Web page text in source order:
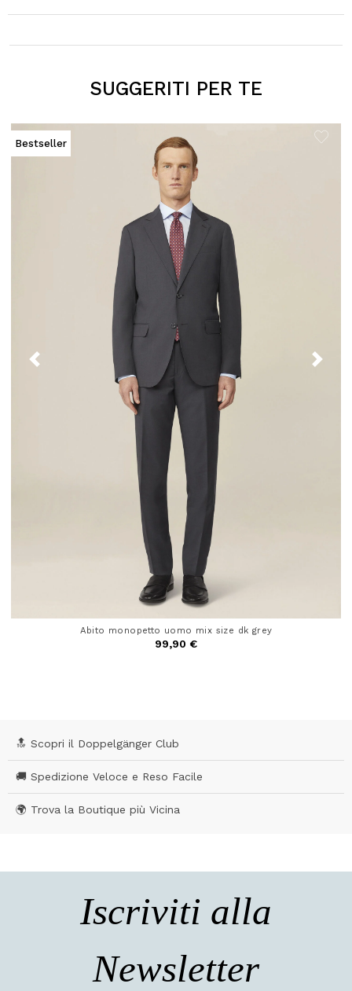
SUGGERITI PER TE
Bestseller
Abito monopetto uomo mix size dk grey
99,90 €
🔝 Scopri il Doppelgänger Club
🚚 Spedizione Veloce e Reso Facile
🌍 Trova la Boutique più Vicina
Iscriviti alla
Newsletter